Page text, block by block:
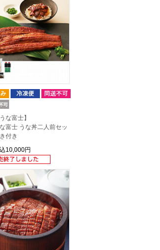
な富士】
富士 うな丼二人前セッ
付き
10,000円